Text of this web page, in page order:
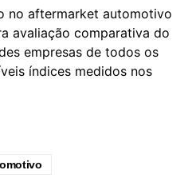
no aftermarket automotivo
avaliação comparativa do
empresas de todos os
índices medidos nos